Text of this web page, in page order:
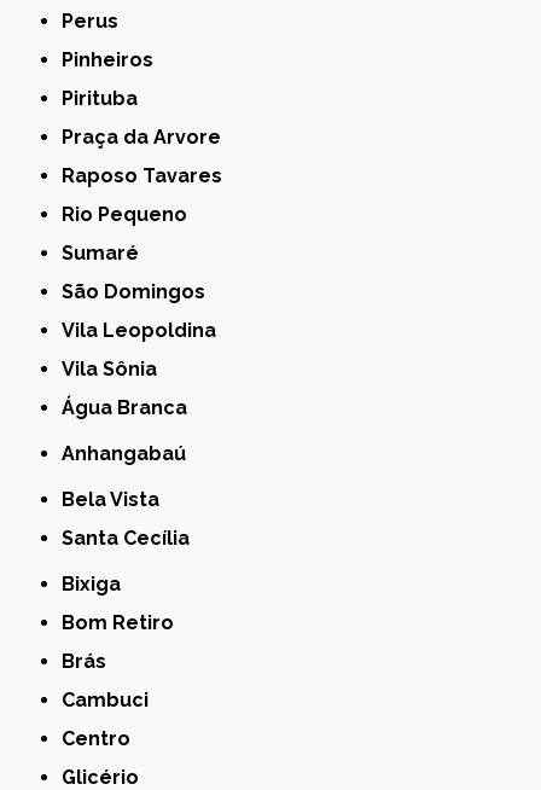
Perus
Pinheiros
Pirituba
Praça da Arvore
Raposo Tavares
Rio Pequeno
Sumaré
São Domingos
Vila Leopoldina
Vila Sônia
Água Branca
Anhangabaú
Bela Vista
Santa Cecília
Bixiga
Bom Retiro
Brás
Cambuci
Centro
Glicério